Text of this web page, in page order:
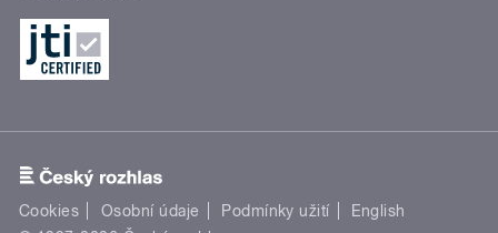
Cookies Osobní údaje Podmínky užití
English